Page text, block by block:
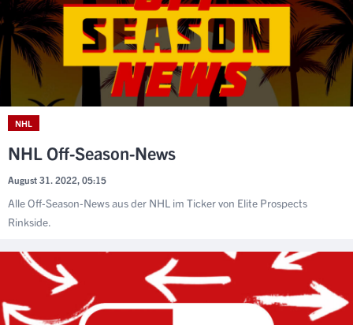
NHL
NHL Off-Season-News
August 31. 2022, 05:15
Alle Off-Season-News aus der NHL im Ticker von Elite Prospects
Rinkside.